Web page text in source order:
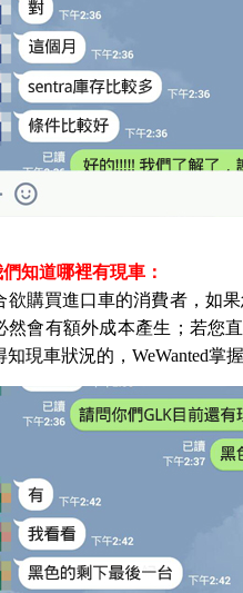
們知道哪裡有現車：
欲購買進口車的消費者，如
然會有額外成本產生；若您
知現車狀況的，WeWanted